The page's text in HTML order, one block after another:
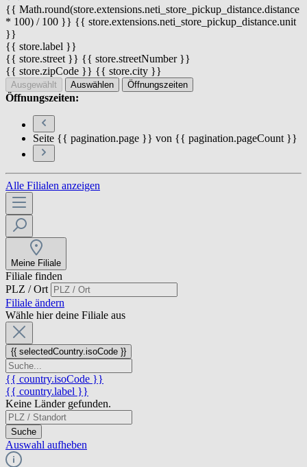
{{ Math.round(store.extensions.neti_store_pickup_distance.distance
* 100) / 100 }} {{ store.extensions.neti_store_pickup_distance.unit
}}
{{ store.label }}
{{ store.street }} {{ store.streetNumber }}
{{ store.zipCode }} {{ store.city }}
Ausgewählt Auswählen Öffnungszeiten
Öffnungszeiten:
Seite {{ pagination.page }} von {{ pagination.pageCount }}
Alle Filialen anzeigen
Meine Filiale
Filiale finden
PLZ / Ort
Filiale ändern
Wähle hier deine Filiale aus
{{ selectedCountry.isoCode }}
{{ country.isoCode }}
{{ country.label }}
Keine Länder gefunden.
Suche
Auswahl aufheben